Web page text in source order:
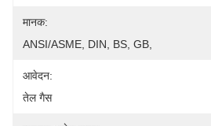
मानक:
ANSI/ASME, DIN, BS, GB,
आवेदन:
तेल गैस